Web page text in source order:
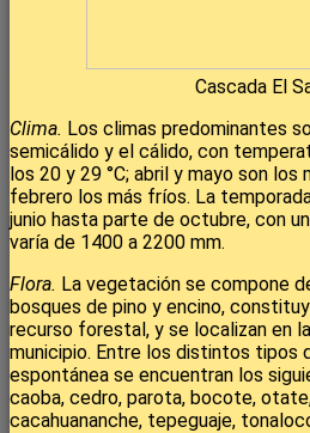
Cascada El
Clima. Los climas predominantes
semicálido y el cálido, con
los 20 y 29 °C; abril y mayo son los
febrero los más fríos. La
junio hasta parte de octubre, con
varía de 1400 a 2200 mm.
Flora. La vegetación se compone
bosques de pino y encino,
recurso forestal, y se localizan en
municipio. Entre los distintos tipos
espontánea se encuentran los
caoba, cedro, parota, bocote,
cacahuananche, tepeguaje,